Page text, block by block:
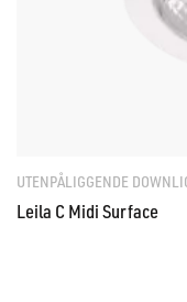
UTENPÅLIGGENDE
Leila C Midi Surface